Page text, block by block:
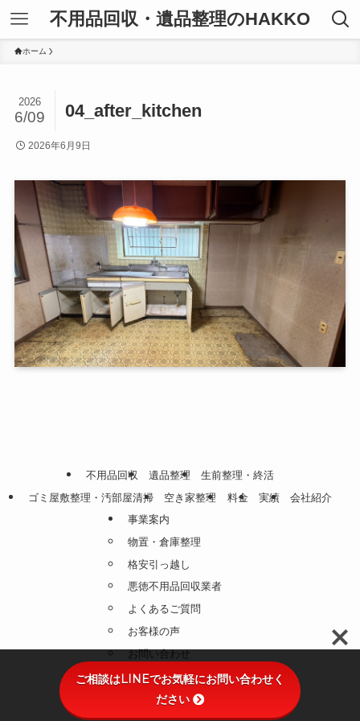
不用品回収・遺品整理のHAKKO
ホーム
04_after_kitchen
2026
6/09
2026年6月9日
不用品回収 遺品整理
生前整理・終活
ゴミ屋敷整理・汚部屋清掃
空き家整理 料金 実績
会社紹介
事業案内
物置・倉庫整理
格安引っ越し
悪徳不用品回収業者
よくあるご質問
お客様の声
お問い合わせ
プライバシーポリシー
不用品回収・遺品整理のHAKKO.
ご相談はLINEでお気軽にお問い合わせく
ださい